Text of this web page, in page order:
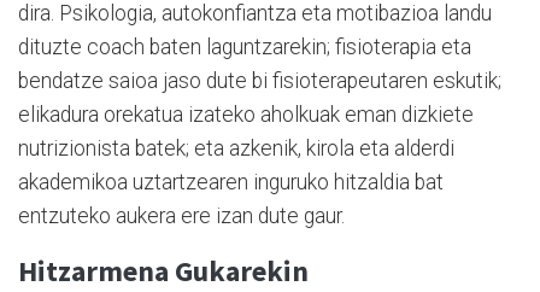
dira. Psikologia, autokonfiantza eta motibazioa landu
dituzte coach baten laguntzarekin; fisioterapia eta
bendatze saioa jaso dute bi fisioterapeutaren eskutik;
elikadura orekatua izateko aholkuak eman dizkiete
nutrizionista batek; eta azkenik, kirola eta alderdi
akademikoa uztartzearen inguruko hitzaldia bat
entzuteko aukera ere izan dute gaur.
Hitzarmena Gukarekin